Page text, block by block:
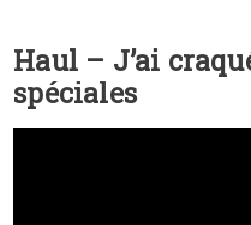
Haul – J’ai
spéciales